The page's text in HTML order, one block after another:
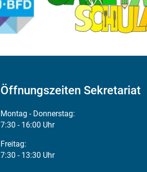
Öffnungszeiten Sekretariat
Montag - Donnerstag:
7:30 - 16:00 Uhr
Freitag:
7:30 - 13:30 Uhr